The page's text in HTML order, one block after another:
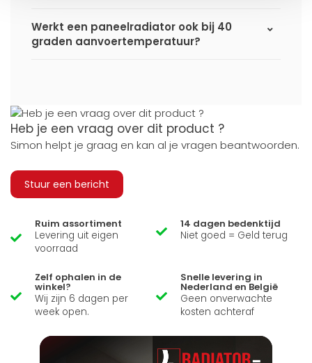
Werkt een paneelradiator ook bij 40
graden aanvoertemperatuur?
Heb je een vraag over dit product ?
Simon helpt je graag en kan al je vragen beantwoorden.
Stuur een bericht
Ruim assortiment
Levering uit eigen
voorraad
14 dagen bedenktijd
Niet goed = Geld terug
Zelf ophalen in de
winkel?
Wij zijn 6 dagen per
week open.
Snelle levering in
Nederland en België
Geen onverwachte
kosten achteraf